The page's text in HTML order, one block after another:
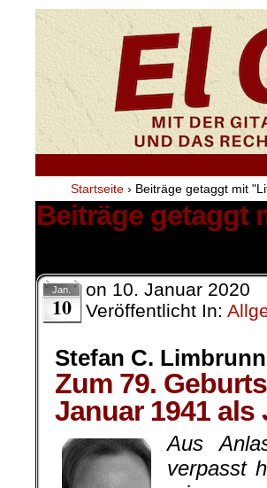
Startseite › Beiträge getaggt mit
Beiträge getaggt
Jan.
10
on 10. Januar 2020
Veröffentlicht In:
Stefan C.
Zum 79.
Januar 1941 als
Aus
verpasst